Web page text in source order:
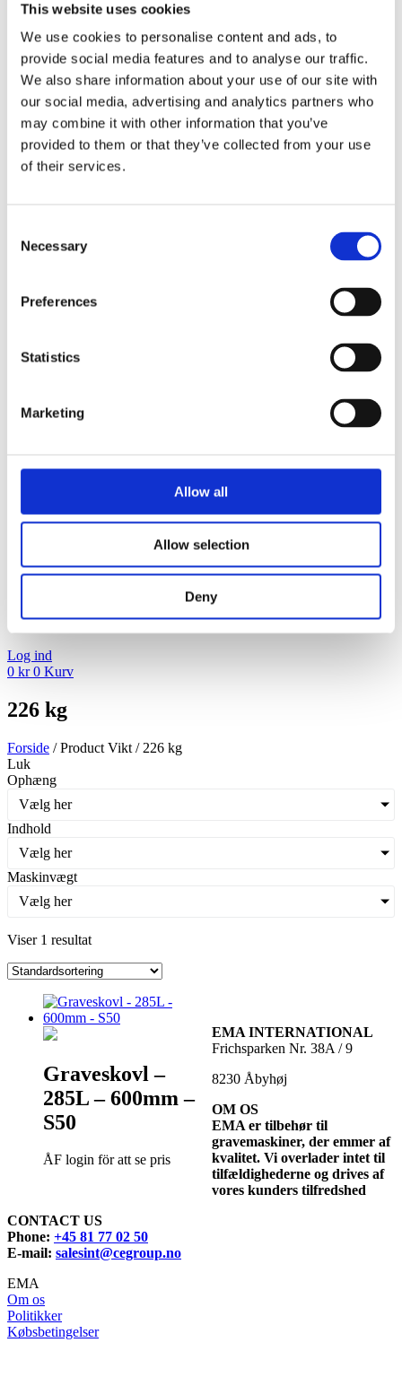
This website uses cookies
We use cookies to personalise content and ads, to
provide social media features and to analyse our traffic.
We also share information about your use of our site with
our social media, advertising and analytics partners who
may combine it with other information that you’ve
provided to them or that they’ve collected from your use
of their services.
Selection
Necessary
Preferences
Statistics
Marketing
Allow all
Allow selection
Deny
Stenskovl
Graveskovl
Ophængsplader
Beslag Kabelplov/nivelleringsbjælke
Ophængsplade til kost
Svejseport
Opriver
Ribbeskovl
Hydraulisk planérskovl
Kabelplov
Kabelskovl
Bæredygtighed
Kataloger
Log ind
0 kr 0 Kurv
226 kg
Forside / Product Vikt / 226 kg
Luk
Ophæng
Vælg her
Indhold
Vælg her
Maskinvægt
Vælg her
Viser 1 resultat
Graveskovl –
285L – 600mm –
S50
ÅF login för att se pris
EMA INTERNATIONAL
Frichsparken Nr. 38A / 9
8230 Åbyhøj
OM OS
EMA er tilbehør til
gravemaskiner, der emmer af
kvalitet. Vi overlader intet til
tilfældighederne og drives af
vores kunders tilfredshed
CONTACT US
Phone: +45 81 77 02 50
E-mail: salesint@cegroup.no
EMA
Om os
Politikker
Købsbetingelser